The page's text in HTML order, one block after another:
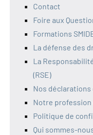
Contact
Foire aux
Formations
La défense des
La
(RSE)
Nos
Notre profession
Politique de
Qui sommes-